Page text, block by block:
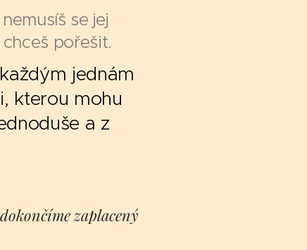
se jej
pořešit.
jednám
kterou mohu
a z
zaplacený